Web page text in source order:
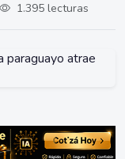
1.395 lecturas